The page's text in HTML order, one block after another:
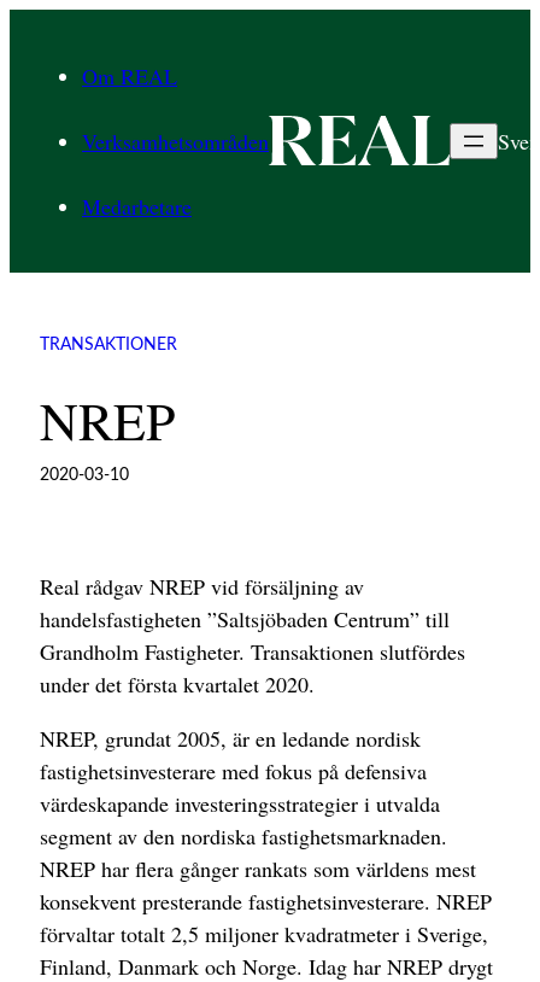
innehåll Om REAL
Verksamhetsområden
Medarbetare
TRANSAKTIONER
NREP
2020-03-10
Real rådgav NREP vid försäljning av
handelsfastigheten ”Saltsjöbaden Centrum” till
Grandholm Fastigheter. Transaktionen slutfördes
under det första kvartalet 2020.
NREP, grundat 2005, är en ledande nordisk
fastighetsinvesterare med fokus på defensiva
värdeskapande investeringsstrategier i utvalda
segment av den nordiska fastighetsmarknaden.
NREP har flera gånger rankats som världens mest
konsekvent presterande fastighetsinvesterare. NREP
förvaltar totalt 2,5 miljoner kvadratmeter i Sverige,
Finland, Danmark och Norge. Idag har NREP drygt